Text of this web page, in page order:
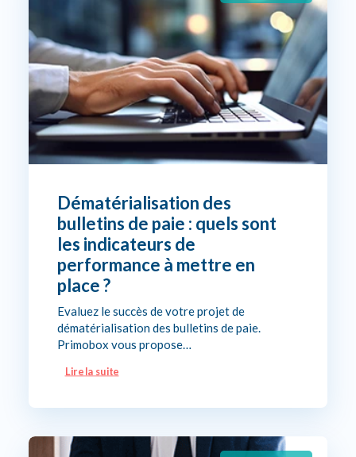
Dématérialisation des
bulletins de paie : quels sont
les indicateurs de
performance à mettre en
place ?
Evaluez le succès de votre projet de
dématérialisation des bulletins de paie.
Primobox vous propose…
Lire la suite